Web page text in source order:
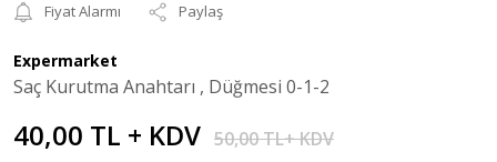
Fiyat Alarmı
Paylaş
Expermarket
Saç Kurutma Anahtarı , Düğmesi 0-1-2
40,00 TL + KDV 50,00 TL+ KDV